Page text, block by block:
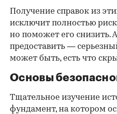
Получение справок из
исключит полностью
но поможет его снизить.
предоставить —
может быть, есть что
Основы
Тщательное изучение
фундамент, на котором